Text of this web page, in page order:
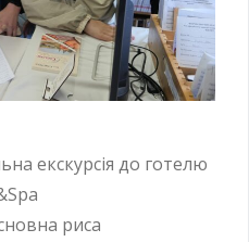
екскурсія до готелю
риса